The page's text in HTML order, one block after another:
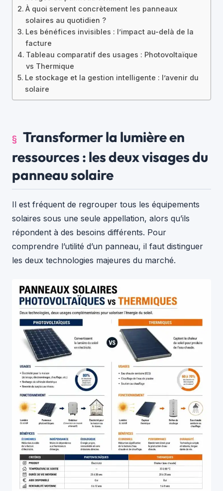
À quoi servent concrètement les panneaux
solaires au quotidien ?
Les bénéfices invisibles : l’impact au-delà de la
facture
Tableau comparatif des usages : Photovoltaïque
vs Thermique
Le stockage et la gestion intelligente : l’avenir du
solaire
Transformer la lumière en
ressources : les deux visages du
panneau solaire
Il est fréquent de regrouper tous les équipements
solaires sous une seule appellation, alors qu’ils
répondent à des besoins différents. Pour
comprendre l’utilité d’un panneau, il faut distinguer
les deux technologies majeures du marché.